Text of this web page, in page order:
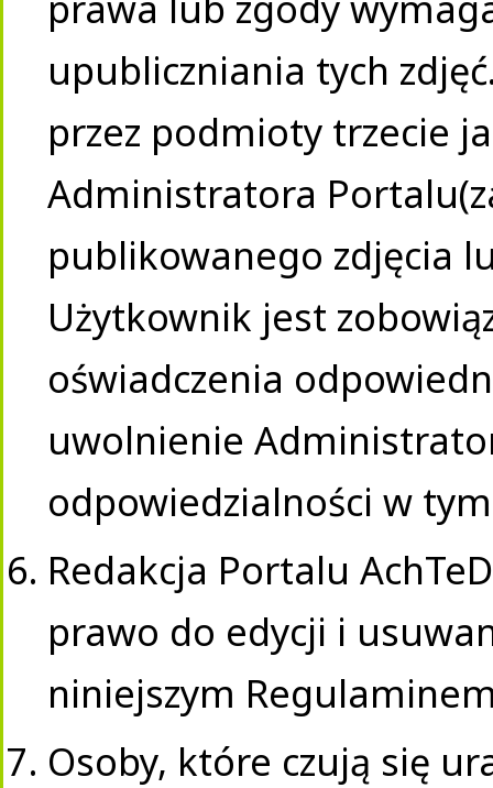
upubliczniania tych
przez podmioty trzecie
Administratora
publikowanego zdjęcia
Użytkownik jest
oświadczenia
uwolnienie
odpowiedzialności w
Redakcja Portalu
prawo do edycji i
niniejszym
Osoby, które czują się